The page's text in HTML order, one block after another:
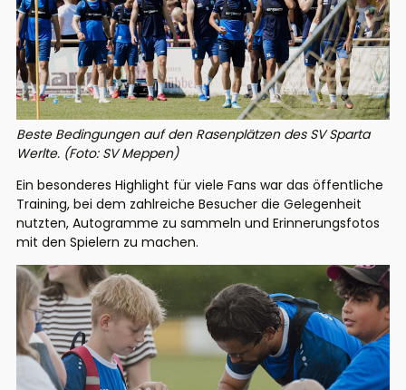
Beste Bedingungen auf den Rasenplätzen des SV Sparta
Werlte. (Foto: SV Meppen)
Ein besonderes Highlight für viele Fans war das öffentliche
Training, bei dem zahlreiche Besucher die Gelegenheit
nutzten, Autogramme zu sammeln und Erinnerungsfotos
mit den Spielern zu machen.